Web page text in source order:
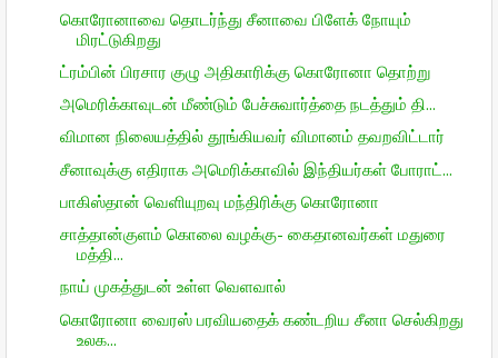
கொரோனாவை தொடர்ந்து சீனாவை பிளேக் நோயும்
மிரட்டுகிறது
ட்ரம்பின் பிரசார குழு அதிகாரிக்கு கொரோனா தொற்று
அமெரிக்காவுடன் மீண்டும் பேச்சுவார்த்தை நடத்தும் தி...
விமான நிலையத்தில் தூங்கியவர் விமானம் தவறவிட்டார்
சீனாவுக்கு எதிராக அமெரிக்காவில் இந்தியர்கள் போராட்...
பாகிஸ்தான் வெளியுறவு மந்திரிக்கு கொரோனா
சாத்தான்குளம் கொலை வழக்கு- கைதானவர்கள் மதுரை
மத்தி...
நாய் முகத்துடன் உள்ள வெளவால்
கொரோனா வைரஸ் பரவியதைக் கண்டறிய சீனா செல்கிறது
உலக...